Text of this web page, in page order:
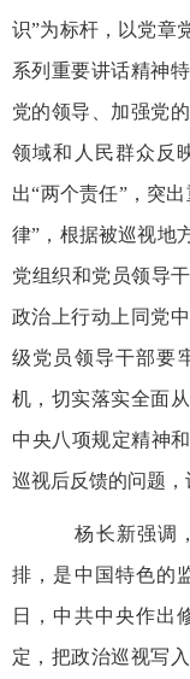
识”为标杆，以党章
系列重要讲话精神
党的领导、加强党
领域和人民群众反
出“两个责任”，突
律”，根据被巡视地
党组织和党员领导
政治上行动上同党
级党员领导干部要
机，切实落实全面
中央八项规定精神
巡视后反馈的问题，
杨长新强调
排，是中国特色的
日，中共中央作出
定，把政治巡视写